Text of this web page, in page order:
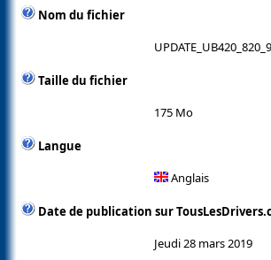
Nom du fichier
Taille du fichier
175 Mo
Langue
Anglais
Date de publication sur
Jeudi 28 mars 2019